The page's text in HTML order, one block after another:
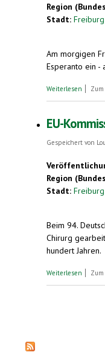
Region
Stadt: Freiburg
Am morgigen
Esperanto ein -
Weiterlesen über
EU-
Gespeichert von
Region
Stadt: Freiburg
Beim 94.
Chirurg
hundert Jahren.
Weiterlesen über